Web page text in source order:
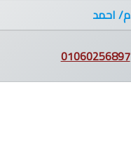
م/ احمد
01060256897